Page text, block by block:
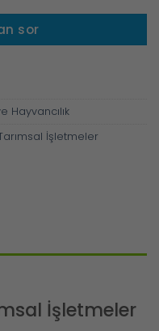
sor
Hayvancılık
İşletmeler
İşletmeler